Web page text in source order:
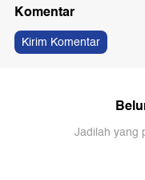
Komentar
Kirim Komentar
Jadilah yang